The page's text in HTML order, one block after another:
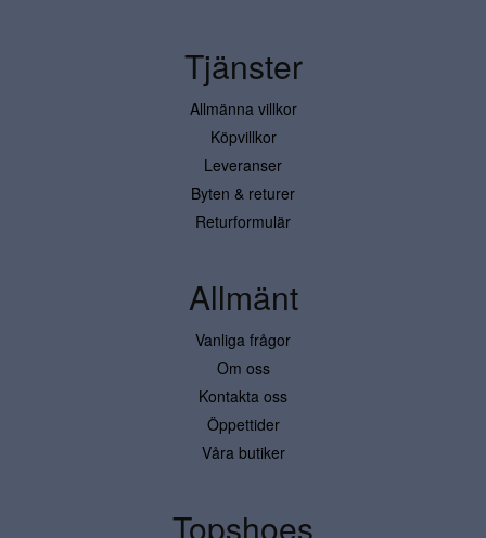
Tjänster
Allmänna villkor
Köpvillkor
Leveranser
Byten & returer
Returformulär
Allmänt
Vanliga frågor
Om oss
Kontakta oss
Öppettider
Våra butiker
Topshoes